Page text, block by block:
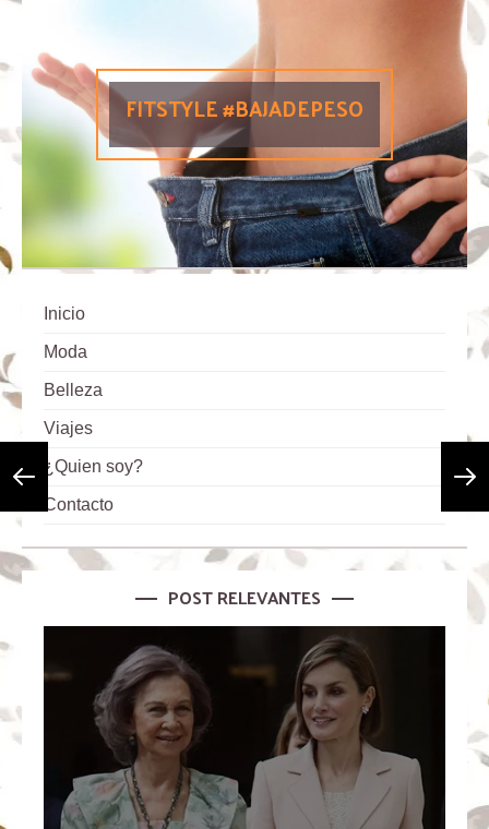
FITSTYLE #BAJADEPESO
Inicio
Moda
Belleza
Viajes
¿Quien soy?
Contacto
POST RELEVANTES